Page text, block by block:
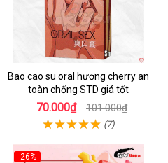
Bao cao su oral hương cherry an
toàn chống STD giá tốt
70.000₫ 101.000₫
(7)
-26%